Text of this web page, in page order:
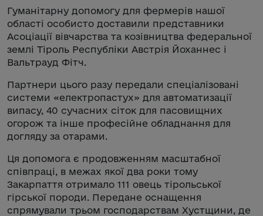
Гуманітарну допомогу для фермерів нашої
області особисто доставили представники
Асоціації вівчарства та козівництва федеральної
землі Тіроль Республіки Австрія Йоханнес і
Вальтрауд Фітч.
Партнери цього разу передали спеціалізовані
системи «електропастух» для автоматизації
випасу, 40 сучасних сіток для пасовищних
огорож та інше професійне обладнання для
догляду за отарами.
Ця допомога є продовженням масштабної
співпраці, в межах якої два роки тому
Закарпаття отримало 111 овець тірольської
гірської породи. Передане оснащення
спрямували трьом господарствам Хустщини, де